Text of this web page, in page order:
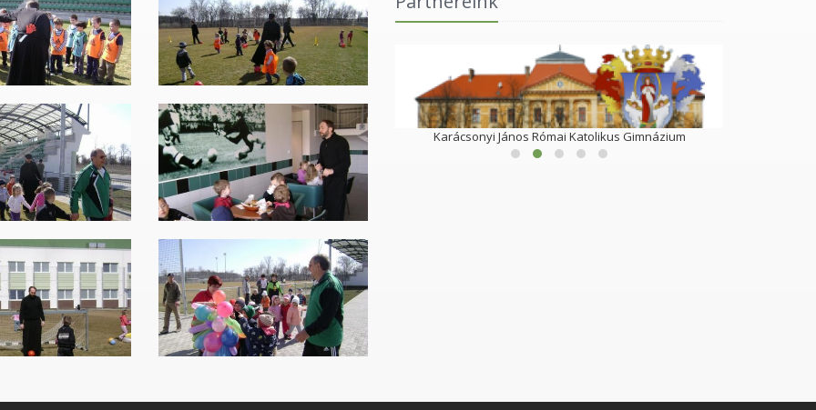
Göndöcs Benedek Középiskola Szakiskola és Kollégiumai Karácsonyi János Római Katolikus Gimnázium